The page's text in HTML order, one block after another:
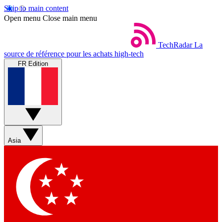
Skip to main content
Open menu Close main menu
TechRadar La
source de référence pour les achats high-tech
FR Edition
Asia